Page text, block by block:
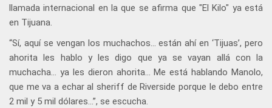
llamada internacional en la que se afirma que "El Kilo" ya está
en Tijuana.
“Sí, aquí se vengan los muchachos… están ahí en ‘Tijuas’, pero
ahorita les hablo y les digo que ya se vayan allá con la
muchacha… ya les dieron ahorita… Me está hablando Manolo,
que me va a echar al sheriff de Riverside porque le debo entre
2 mil y 5 mil dólares…”, se escucha.